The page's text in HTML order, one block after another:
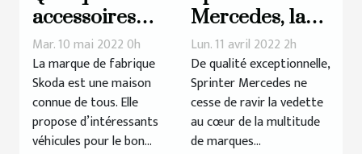
accessoires
d’intérieur
d’une voiture
Skoda
Mar. 10 mai 2022 0h
La marque de fabrique
Skoda est une maison
connue de tous. Elle
propose d’intéressants
véhicules pour le bon...
Mercedes, la
marque de
référence en
vogue
Lun. 11 avril 2022 2h
De qualité exceptionnelle,
Sprinter Mercedes ne
cesse de ravir la vedette
au cœur de la multitude
de marques...